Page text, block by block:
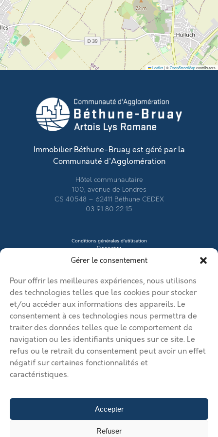
Gérer le consentement
Pour offrir les meilleures expériences, nous utilisons
des technologies telles que les cookies pour stocker
et/ou accéder aux informations des appareils. Le
consentement à ces technologies nous permettra de
traiter des données telles que le comportement de
navigation ou les identifiants uniques sur ce site. Le
refus ou le retrait du consentement peut avoir un effet
négatif sur certaines fonctionnalités et
caractéristiques.
Accepter
Refuser
Leaflet|©OpenStreetMapcontributors
Immobilier Béthune-Bruay est géré par la
Communauté d'Agglomération
Hôtel communautaire
100, avenue de Londres
CS 40548 – 62411 Béthune CEDEX
03 91 80 22 15
Conditions générales d’utilisation
Connexion
Créer mon profil
Mentions légales
Modifier mon annonce
Mon compte
Nous contacter
© 2026 Immobilier Béthune Bruay. Tous droits réservés.
Vos solutions d’implantation dans l’agglomération Béthune Bruay
Vos solutions d’implantation dans
l’agglomération Béthune Bruay Artois Lys Romane
d’implantation dans l’agglomération Béthune Bruay Artois Lys
dans l’agglomération Béthune Bruay Artois Lys Romane
Gérer mes annonces